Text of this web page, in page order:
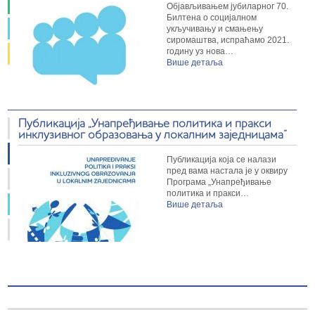
Објављивањем јубиларног 70.
Билтена о социјалном
укључивању и смањењу
сиромаштва, испраћамо 2021.
годину уз нова…
Више детаља
Публикација „Унапређивање политика и пракси
инклузивног образовања у локалним заједницама”
Публикација која се налази
пред вама настала је у оквиру
Програма „Унапређивање
политика и пракси…
Више детаља